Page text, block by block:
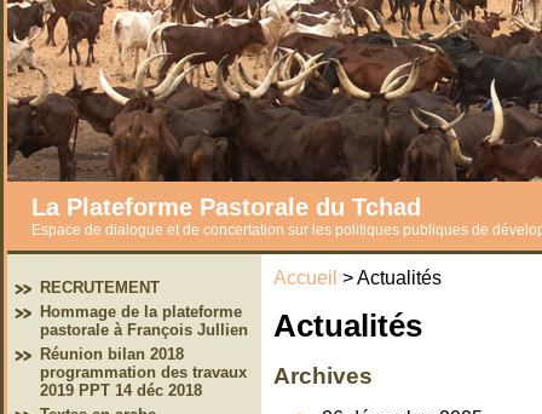
La Plateforme Pastorale du Tchad
Espace de dialogue et de concertation sur les politiques publiques de
RECRUTEMENT
Hommage de la plateforme
pastorale à François Jullien
Réunion bilan 2018
programmation des travaux
2019 PPT 14 déc 2018
Accueil > Actualités
Actualités
Archives